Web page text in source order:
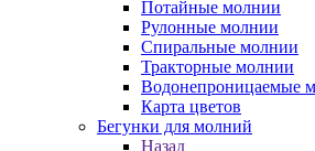
Потайные молнии
Рулонные молнии
Спиральные молнии
Тракторные молнии
Водонепроницаемые
Карта цветов
Бегунки для молний
Назад